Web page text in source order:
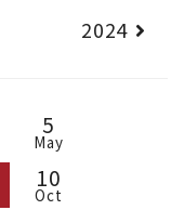
2024
5
May
10
Oct